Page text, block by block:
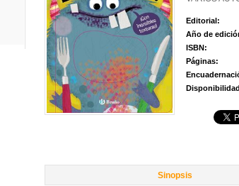
Editorial:
Año de
ISBN:
Páginas:
Sinopsis